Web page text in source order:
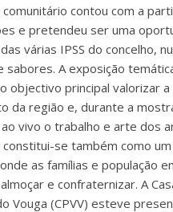
contou com a
e pretendeu ser uma
várias IPSS do concelho,
sabores. A exposição
objectivo principal valorizar
da região e, durante a
vivo o trabalho e arte dos
se também como
as famílias e população
e confraternizar. A
Vouga (CPVV) esteve